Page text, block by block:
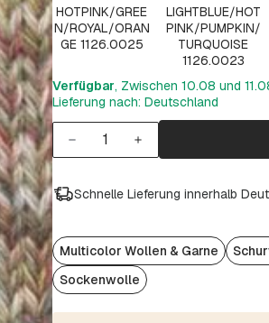
HOTPINK/GREE
N/ROYAL/ORAN
GE 1126.0025
LIGHTBLUE/HOT
PINK/PUMPKIN/
TURQUOISE
1126.0023
Verfügbar, Zwischen 10.08 und
Lieferung nach: Deutschland
Schnelle Lieferung innerhalb
Multicolor Wollen & Garne
Sockenwolle